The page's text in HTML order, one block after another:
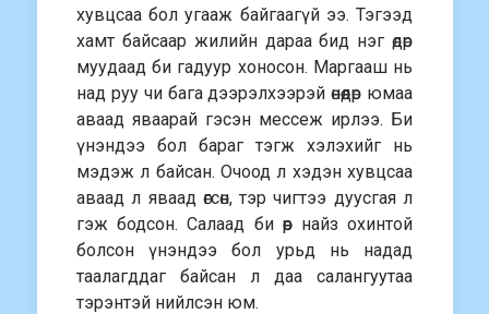
хувцсаа бол угааж байгаагүй ээ. Тэгээд
хамт байсаар жилийн дараа бид нэг өдөр
муудаад би гадуур хоносон. Маргааш нь
над руу чи бага дээрэлхээрэй өнөөдөр юмаа
аваад яваарай гэсэн мессеж ирлээ. Би
үнэндээ бол бараг тэгж хэлэхийг нь
мэдэж л байсан. Очоод л хэдэн хувцсаа
аваад л яваад өгсөн, тэр чигтээ дуусгая л
гэж бодсон. Салаад би өөр найз охинтой
болсон үнэндээ бол урьд нь надад
таалагддаг байсан л даа салангуутаа
тэрэнтэй нийлсэн юм.